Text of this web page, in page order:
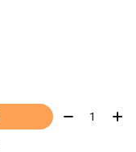
Quantità: